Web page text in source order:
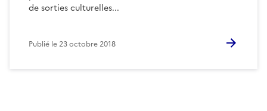
de sorties culturelles...
Publié le23 octobre 2018